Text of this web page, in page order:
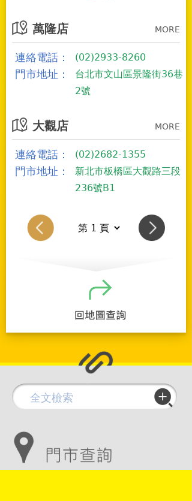
萬隆店 MORE
連絡電話： (02)2933-8260
門市地址：
台北市文山區景隆街36巷
2號
大觀店 MORE
連絡電話： (02)2682-1355
門市地址：
新北市板橋區大觀路三段
236號B1